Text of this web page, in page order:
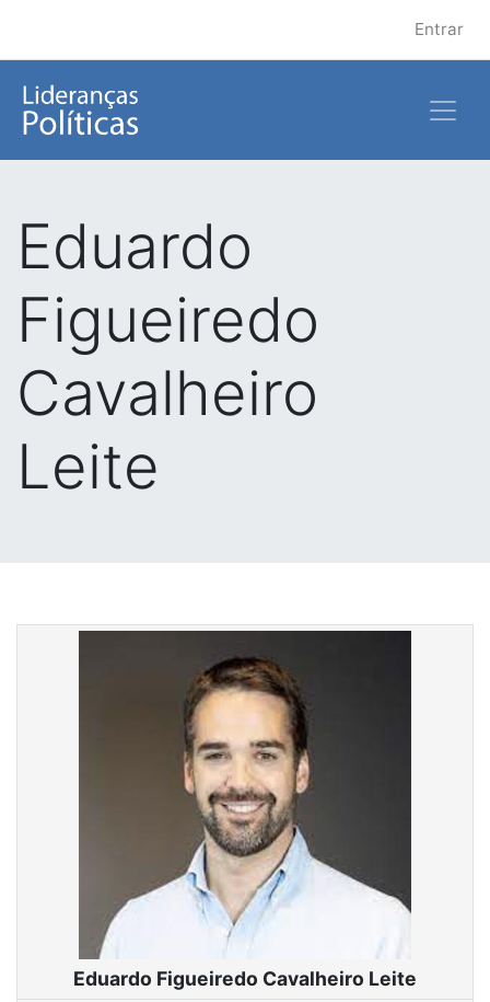
Entrar
Eduardo
Figueiredo
Cavalheiro
Leite
Eduardo Figueiredo Cavalheiro Leite